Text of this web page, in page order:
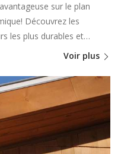
sur le plan
Découvrez les
les plus durables et…
Voir plus